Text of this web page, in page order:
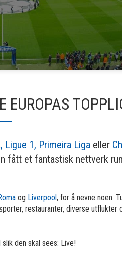
EUROPAS
Ligue 1, Primeira Liga eller
et fantastisk nettverk
og Liverpool, for å nevne noen.
restauranter, diverse utflukter
den skal sees: Live!